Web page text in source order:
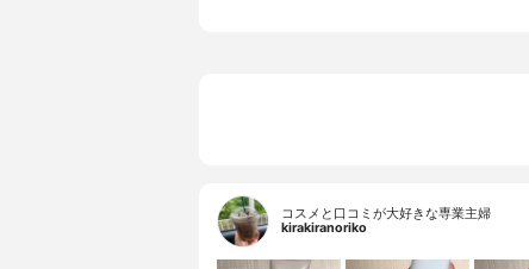
コスメと口コミが大好きな専業主婦
kirakiranoriko